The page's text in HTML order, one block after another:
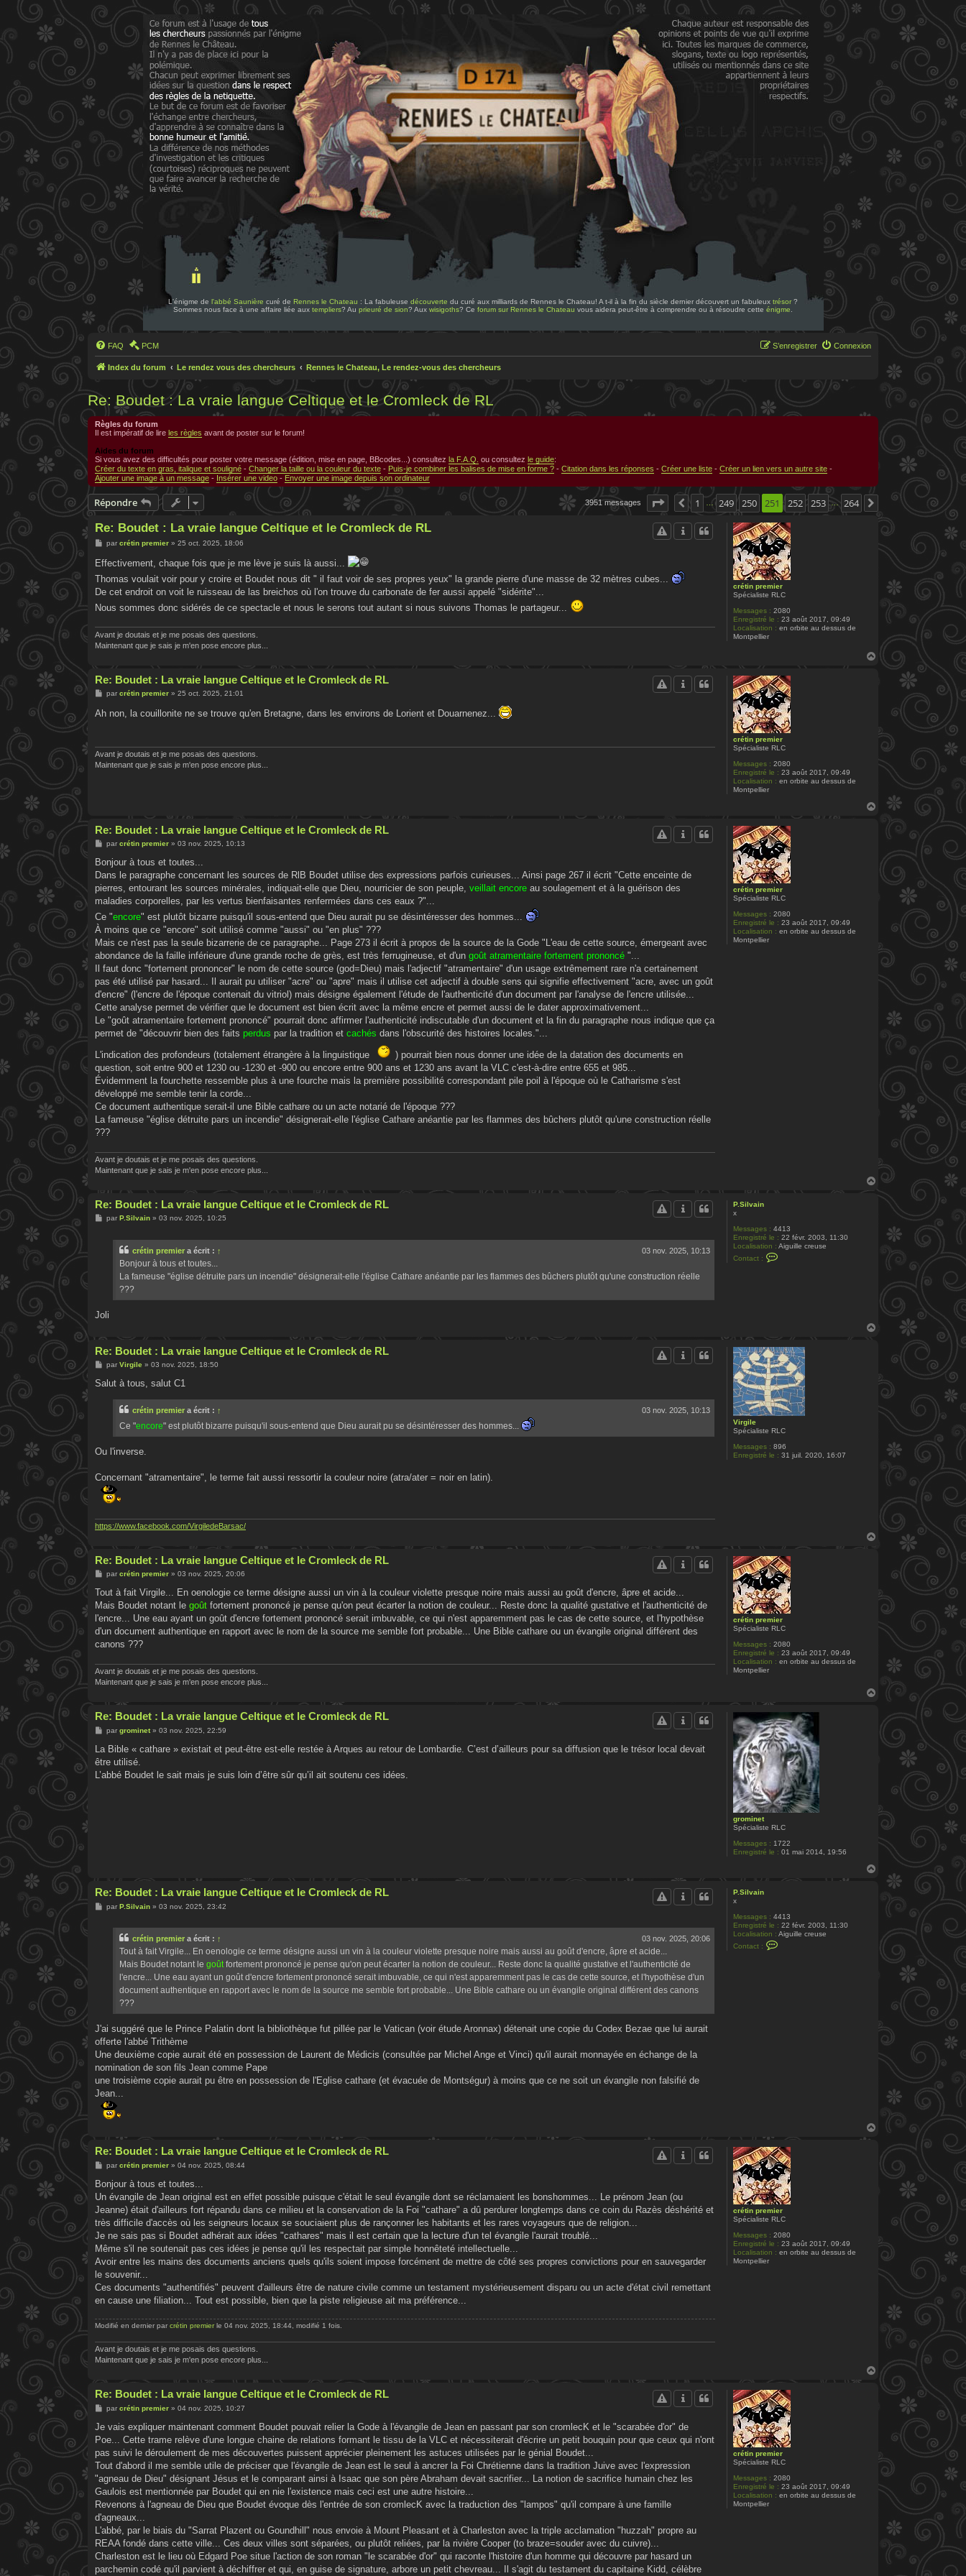
L'énigme de l'abbé Saunière curé de Rennes le Chateau : La fabuleuse découverte du curé aux milliards de Rennes le Chateau! A t-il à la fin du siècle dernier découvert un fabuleux trésor ?
Sommes nous face à une affaire liée aux templiers? Au prieuré de sion? Aux wisigoths? Ce forum sur Rennes le Chateau vous aidera peut-être à comprendre ou à résoudre cette énigme
FAQ PCM Connexion
S’enregistrer
Index du forum Le rendez vous des chercheurs Rennes le Chateau, Le rendez-vous des chercheurs
Re: Boudet : La vraie langue Celtique et le Cromleck de RL
Règles du forum
Il est impératif de lire les règles avant de poster sur le forum!
Aides du forum
Si vous avez des difficultés pour poster votre message (édition, mise en page, BBcodes...) consultez la F.A.Q. ou consultez le guide:
Créer du texte en gras, italique et souligné - Changer la taille ou la couleur du texte - Puis-je combiner les balises de mise en forme ? - Citation dans les réponses - Créer une liste - Créer un lien vers un autre site -
Ajouter une image à un message - Insérer une video - Envoyer une image depuis son ordinateur
Répondre 3951 messages Page 251 sur264
Précédente
1 … 249 250 251 252 253 … 264 Suivante
crétin premier
Spécialiste RLC
Messages : 2080
Enregistré le : 23 août 2017, 09:49
Localisation : en orbite au dessus de
Montpellier
Re: Boudet : La vraie langue Celtique et le Cromleck de RL
M
s
s
a
e
par crétin premier» 25 oct. 2025, 18:06
Effectivement, chaque fois que je me lève je suis là aussi...
Thomas voulait voir pour y croire et Boudet nous dit " il faut voir de ses propres yeux" la grande pierre d'une masse de 32 mètres cubes...
De cet endroit on voit le ruisseau de las breichos où l'on trouve du carbonate de fer aussi appelé "sidérite"...
Nous sommes donc sidérés de ce spectacle et nous le serons tout autant si nous suivons Thomas le partageur...
Avant je doutais et je me posais des questions.
Maintenant que je sais je m'en pose encore plus...
a
crétin premier
Spécialiste RLC
Messages : 2080
Enregistré le : 23 août 2017, 09:49
Localisation : en orbite au dessus de
Montpellier
Re: Boudet : La vraie langue Celtique et le Cromleck de RL
M
s
par crétin premier» 25 oct. 2025, 21:01
Ah non, la couillonite ne se trouve qu'en Bretagne, dans les environs de Lorient et Douarnenez...
Avant je doutais et je me posais des questions.
Maintenant que je sais je m'en pose encore plus...
crétin premier
Spécialiste RLC
Messages : 2080
Enregistré le : 23 août 2017, 09:49
Localisation : en orbite au dessus de
Montpellier
Re: Boudet : La vraie langue Celtique et le Cromleck de RL
M
s
a
g
par crétin premier» 03 nov. 2025, 10:13
Bonjour à tous et toutes...
Dans le paragraphe concernant les sources de RlB Boudet utilise des expressions parfois curieuses... Ainsi page 267 il écrit "Cette enceinte de
pierres, entourant les sources minérales, indiquait-elle que Dieu, nourricier de son peuple, veillait encore au soulagement et à la guérison des
maladies corporelles, par les vertus bienfaisantes renfermées dans ces eaux ?"...
Ce "encore" est plutôt bizarre puisqu'il sous-entend que Dieu aurait pu se désintéresser des hommes...
À moins que ce "encore" soit utilisé comme "aussi" ou "en plus" ???
Mais ce n'est pas la seule bizarrerie de ce paragraphe... Page 273 il écrit à propos de la source de la Gode "L'eau de cette source, émergeant avec
abondance de la faille inférieure d'une grande roche de grès, est très ferrugineuse, et d'un goût atramentaire fortement prononcé "...
Il faut donc "fortement prononcer" le nom de cette source (god=Dieu) mais l'adjectif "atramentaire" d'un usage extrêmement rare n'a certainement
pas été utilisé par hasard... Il aurait pu utiliser "acre" ou "apre" mais il utilise cet adjectif à double sens qui signifie effectivement "acre, avec un goût
d'encre" (l'encre de l'époque contenait du vitriol) mais désigne également l'étude de l'authenticité d'un document par l'analyse de l'encre utilisée...
Cette analyse permet de vérifier que le document est bien écrit avec la même encre et permet aussi de le dater approximativement...
Le "goût atramentaire fortement prononcé" pourrait donc affirmer l'authenticité indiscutable d'un document et la fin du paragraphe nous indique que ça
permet de "découvrir bien des faits perdus par la tradition et cachés dans l'obscurité des histoires locales."...
L'indication des profondeurs (totalement étrangère à la linguistique
) pourrait bien nous donner une idée de la datation des documents en
question, soit entre 900 et 1230 ou -1230 et -900 ou encore entre 900 ans et 1230 ans avant la VLC c'est-à-dire entre 655 et 985...
Évidemment la fourchette ressemble plus à une fourche mais la première possibilité correspondant pile poil à l'époque où le Catharisme s'est
développé me semble tenir la corde...
Ce document authentique serait-il une Bible cathare ou un acte notarié de l'époque ???
La fameuse "église détruite pars un incendie" désignerait-elle l'église Cathare anéantie par les flammes des bûchers plutôt qu'une construction réelle
???
Avant je doutais et je me posais des questions.
Maintenant que je sais je m'en pose encore plus...
H
a
u
P.Silvain
x
Messages : 4413
Enregistré le : 22 févr. 2003, 11:30
Localisation : Aiguille creuse
Contact :
.
S
i
l
v
a
i
n
Re: Boudet : La vraie langue Celtique et le Cromleck de RL
Mpar P.Silvain» 03 nov. 2025, 10:25
crétin premier a écrit : ↑ 03 nov. 2025, 10:13
Bonjour à tous et toutes...
La fameuse "église détruite pars un incendie" désignerait-elle l'église Cathare anéantie par les flammes des bûchers plutôt qu'une construction réelle
???
Joli
Virgile
Spécialiste RLC
Messages : 896
Enregistré le : 31 juil. 2020, 16:07
Re: Boudet : La vraie langue Celtique et le Cromleck de RL
M
s
par Virgile» 03 nov. 2025, 18:50
Salut à tous, salut C1
crétin premier a écrit : ↑ 03 nov. 2025, 10:13
Ce "encore" est plutôt bizarre puisqu'il sous-entend que Dieu aurait pu se désintéresser des hommes...
Ou l'inverse.
Concernant "atramentaire", le terme fait aussi ressortir la couleur noire (atra/ater = noir en latin).
https://www.facebook.com/VirgiledeBarsac/
crétin premier
Spécialiste RLC
Messages : 2080
Enregistré le : 23 août 2017, 09:49
Localisation : en orbite au dessus de
Montpellier
Re: Boudet : La vraie langue Celtique et le Cromleck de RL
M
s
a
g
par crétin premier» 03 nov. 2025, 20:06
Tout à fait Virgile... En oenologie ce terme désigne aussi un vin à la couleur violette presque noire mais aussi au goût d'encre, âpre et acide...
Mais Boudet notant le goût fortement prononcé je pense qu'on peut écarter la notion de couleur... Reste donc la qualité gustative et l'authenticité de
l'encre... Une eau ayant un goût d'encre fortement prononcé serait imbuvable, ce qui n'est apparemment pas le cas de cette source, et l'hypothèse
d'un document authentique en rapport avec le nom de la source me semble fort probable... Une Bible cathare ou un évangile original différent des
canons ???
Avant je doutais et je me posais des questions.
Maintenant que je sais je m'en pose encore plus...
grominet
Spécialiste RLC
Messages : 1722
Enregistré le : 01 mai 2014, 19:56
Re: Boudet : La vraie langue Celtique et le Cromleck de RL
M
s
a
g
par grominet» 03 nov. 2025, 22:59
La Bible « cathare » existait et peut-être est-elle restée à Arques au retour de Lombardie. C’est d’ailleurs pour sa diffusion que le trésor local devait
être utilisé.
L’abbé Boudet le sait mais je suis loin d’être sûr qu’il ait soutenu ces idées.
P.Silvain
x
Messages : 4413
Enregistré le : 22 févr. 2003, 11:30
Localisation : Aiguille creuse
Contact :
Re: Boudet : La vraie langue Celtique et le Cromleck de RL
Mpar P.Silvain» 03 nov. 2025, 23:42
crétin premier a écrit : ↑ 03 nov. 2025, 20:06
Tout à fait Virgile... En oenologie ce terme désigne aussi un vin à la couleur violette presque noire mais aussi au goût d'encre, âpre et acide...
Mais Boudet notant le goûtfortement prononcé je pense qu'on peut écarter la notion de couleur... Reste donc la qualité gustative et l'authenticité de
l'encre... Une eau ayant un goût d'encre fortement prononcé serait imbuvable, ce qui n'est apparemment pas le cas de cette source, et l'hypothèse d'un
document authentique en rapport avec le nom de la source me semble fort probable... Une Bible cathare ou un évangile original différent des canons
???
J'ai suggéré que le Prince Palatin dont la bibliothèque fut pillée par le Vatican (voir étude Aronnax) détenait une copie du Codex Bezae que lui aurait
offerte l'abbé Trithème
Une deuxième copie aurait été en possession de Laurent de Médicis (consultée par Michel Ange et Vinci) qu'il aurait monnayée en échange de la
nomination de son fils Jean comme Pape
une troisième copie aurait pu être en possession de l'Eglise cathare (et évacuée de Montségur) à moins que ce ne soit un évangile non falsifié de
Jean...
crétin premier
Spécialiste RLC
Messages : 2080
Enregistré le : 23 août 2017, 09:49
Localisation : en orbite au dessus de
Montpellier
Re: Boudet : La vraie langue Celtique et le Cromleck de RL
M
s
a
g
par crétin premier» 04 nov. 2025, 08:44
Bonjour à tous et toutes...
Un évangile de Jean original est en effet possible puisque c'était le seul évangile dont se réclamaient les bonshommes... Le prénom Jean (ou
Jeanne) était d'ailleurs fort répandu dans ce milieu et la conservation de la Foi "cathare" a dû perdurer longtemps dans ce coin du Razès déshérité et
très difficile d'accès où les seigneurs locaux se souciaient plus de rançonner les habitants et les rares voyageurs que de religion...
Je ne sais pas si Boudet adhérait aux idées "cathares" mais il est certain que la lecture d'un tel évangile l'aurait troublé...
Même s'il ne soutenait pas ces idées je pense qu'il les respectait par simple honnêteté intellectuelle...
Avoir entre les mains des documents anciens quels qu'ils soient impose forcément de mettre de côté ses propres convictions pour en sauvegarder
le souvenir...
Ces documents "authentifiés" peuvent d'ailleurs être de nature civile comme un testament mystérieusement disparu ou un acte d'état civil remettant
en cause une filiation... Tout est possible, bien que la piste religieuse ait ma préférence...
Modifié en dernier par crétin premierle 04 nov. 2025, 18:44, modifié 1 fois.
Avant je doutais et je me posais des questions.
Maintenant que je sais je m'en pose encore plus...
H
u
crétin premier
Spécialiste RLC
Messages : 2080
Enregistré le : 23 août 2017, 09:49
Localisation : en orbite au dessus de
Montpellier
Re: Boudet : La vraie langue Celtique et le Cromleck de RL
M
s
a
g
par crétin premier» 04 nov. 2025, 10:27
Je vais expliquer maintenant comment Boudet pouvait relier la Gode à l'évangile de Jean en passant par son cromlecK et le "scarabée d'or" de
Poe... Cette trame relève d'une longue chaine de relations formant le tissu de la VLC et nécessiterait d'écrire un petit bouquin pour que ceux qui n'ont
pas suivi le déroulement de mes découvertes puissent apprécier pleinement les astuces utilisées par le génial Boudet...
Tout d'abord il me semble utile de préciser que l'évangile de Jean est le seul à ancrer la Foi Chrétienne dans la tradition Juive avec l'expression
"agneau de Dieu" désignant Jésus et le comparant ainsi à Isaac que son père Abraham devait sacrifier... La notion de sacrifice humain chez les
Gaulois est mentionnée par Boudet qui en nie l'existence mais ceci est une autre histoire...
Revenons à l'agneau de Dieu que Boudet évoque dès l'entrée de son cromlecK avec la traduction des "lampos" qu'il compare à une famille
d'agneaux...
L'abbé, par le biais du "Sarrat Plazent ou Goundhill" nous envoie à Mount Pleasant et à Charleston avec la triple acclamation "huzzah" propre au
REAA fondé dans cette ville... Ces deux villes sont séparées, ou plutôt reliées, par la rivière Cooper (to braze=souder avec du cuivre)...
Charleston est le lieu où Edgard Poe situe l'action de son roman "le scarabée d'or" qui raconte l'histoire d'un homme qui découvre par hasard un
parchemin codé qu'il parvient à déchiffrer et qui, en guise de signature, arbore un petit chevreau... Il s'agit du testament du capitaine Kidd, célèbre